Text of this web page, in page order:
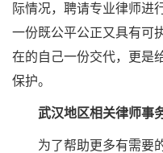
际情况，聘请专业律师进
一份既公平公正又具有可
在的自己一份交代，更是
保护。
武汉地区相关律师事
为了帮助更多有需要